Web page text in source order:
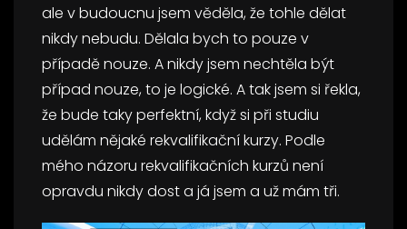
ale v budoucnu jsem věděla, že tohle dělat
nikdy nebudu. Dělala bych to pouze v
případě nouze. A nikdy jsem nechtěla být
případ nouze, to je logické. A tak jsem si řekla,
že bude taky perfektní, když si při studiu
udělám nějaké rekvalifikační kurzy. Podle
mého názoru rekvalifikačních kurzů není
opravdu nikdy dost a já jsem a už mám tři.